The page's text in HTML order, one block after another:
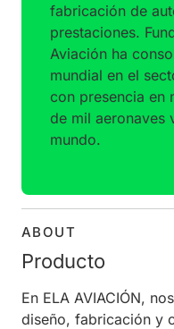
fabricación de
prestaciones.
Aviación ha
mundial en el
con presencia en
de mil aeronaves
mundo.
ABOUT
Producto
En ELA AVIACIÓN,
diseño, fabricación y